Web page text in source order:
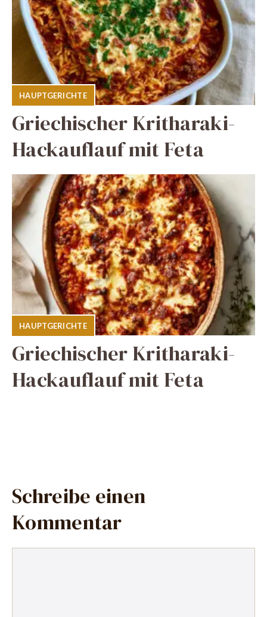
HAUPTGERICHTE
Griechischer Kritharaki-
Hackauflauf mit Feta
HAUPTGERICHTE
Griechischer Kritharaki-
Hackauflauf mit Feta
Schreibe einen
Kommentar